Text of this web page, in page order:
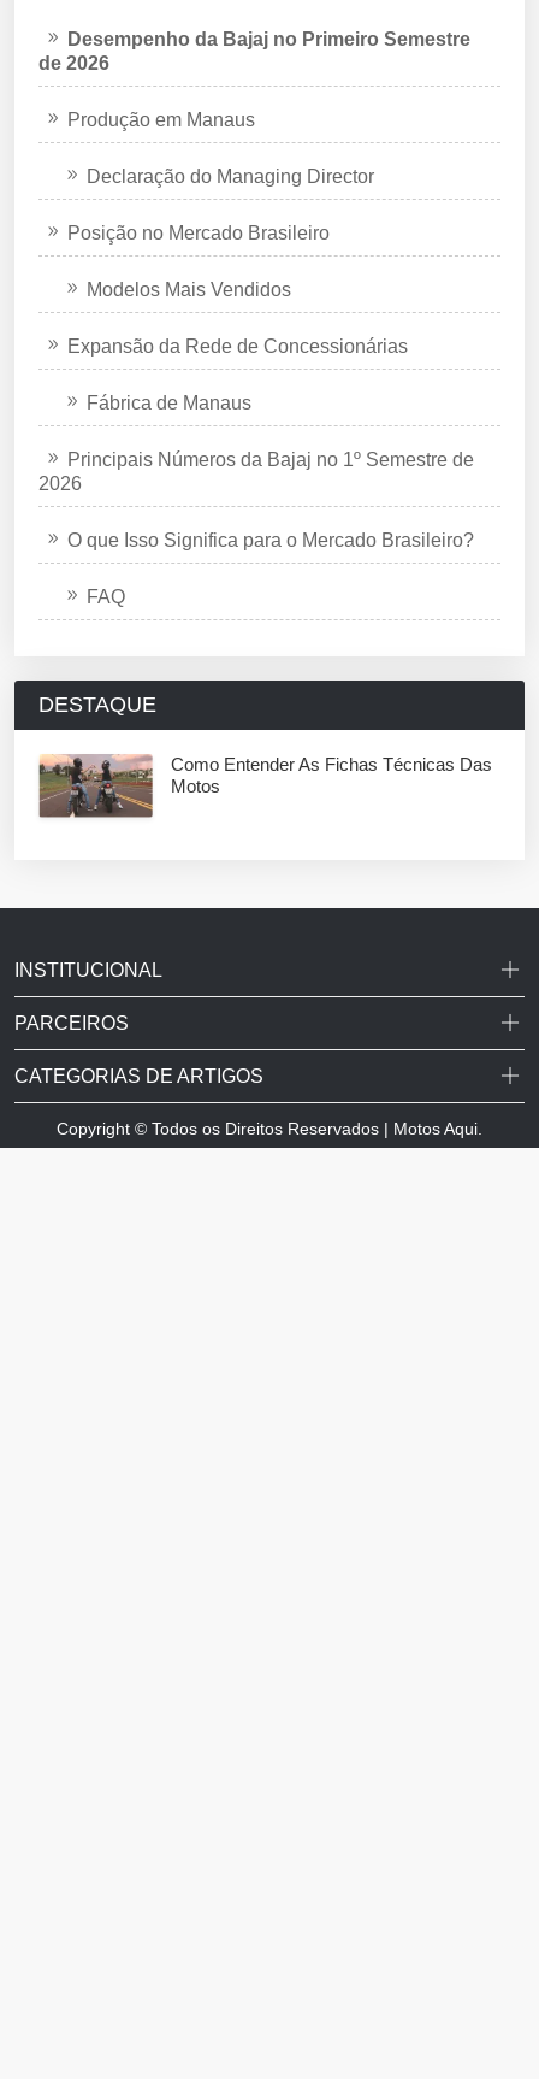
Desempenho da Bajaj no Primeiro Semestre
de 2026
Produção em Manaus
Declaração do Managing Director
Posição no Mercado Brasileiro
Modelos Mais Vendidos
Expansão da Rede de Concessionárias
Fábrica de Manaus
Principais Números da Bajaj no 1º Semestre de
2026
O que Isso Significa para o Mercado Brasileiro?
FAQ
DESTAQUE
Como Entender As Fichas Técnicas Das
Motos
INSTITUCIONAL
PARCEIROS
CATEGORIAS DE ARTIGOS
Copyright © Todos os Direitos Reservados | Motos Aqui.